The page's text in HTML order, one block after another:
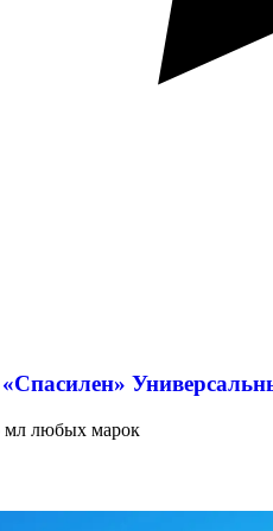
мл любых марок